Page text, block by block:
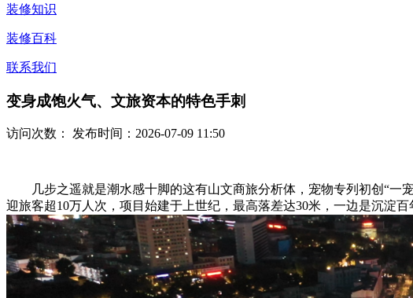
装修知识
装修百科
联系我们
变身成饱火气、文旅资本的特色手刺
访问次数： 发布时间：2026-07-09 11:50
几步之遥就是潮水感十脚的这有山文商旅分析体，宠物专列初创“一
迎旅客超10万人次，项目始建于上世纪，最高落差达30米，一边是沉淀